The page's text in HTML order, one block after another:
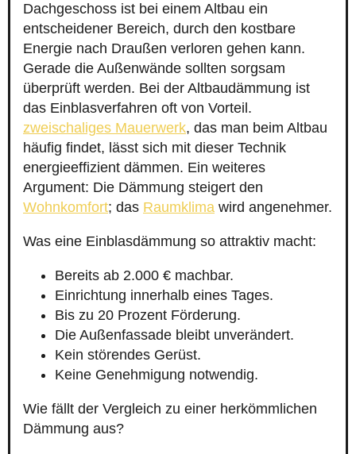
Dachgeschoss ist bei einem Altbau ein
entscheidener Bereich, durch den kostbare
Energie nach Draußen verloren gehen kann.
Gerade die Außenwände sollten sorgsam
überprüft werden. Bei der Altbaudämmung ist
das Einblasverfahren oft von Vorteil.
zweischaliges Mauerwerk, das man beim Altbau
häufig findet, lässt sich mit dieser Technik
energieeffizient dämmen. Ein weiteres
Argument: Die Dämmung steigert den
Wohnkomfort; das Raumklima wird angenehmer.
Was eine Einblasdämmung so attraktiv macht:
Bereits ab 2.000 € machbar.
Einrichtung innerhalb eines Tages.
Bis zu 20 Prozent Förderung.
Die Außenfassade bleibt unverändert.
Kein störendes Gerüst.
Keine Genehmigung notwendig.
Wie fällt der Vergleich zu einer herkömmlichen
Dämmung aus?